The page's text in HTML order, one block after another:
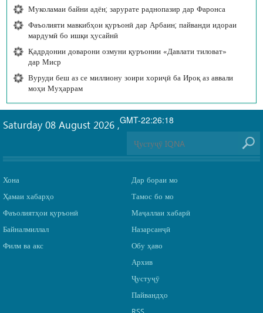
Муколамаи байни адён; зарурате раднопазир дар Фаронса
Фаъолияти мавкибҳои қуръонӣ дар Арбаин; пайванди идораи
мардумӣ бо ишқи ҳусайнӣ
Қадрдонии доварони озмуни қуръонии «Давлати тиловат»
дар Миср
Вуруди беш аз се миллиону зоири хориҷӣ ба Ироқ аз аввали
моҳи Муҳаррам
GMT-22:26:18
Saturday 08 August 2026 ,
Хона
Ҳамаи хабарҳо
Фаъолиятҳои қуръонӣ
Байналмиллал
Филм ва акс
Дар бораи мо
Тамос бо мо
Маҷаллаи хабарӣ
Назарсанҷӣ
Обу ҳаво
Архив
Ҷустуҷӯ
Пайвандҳо